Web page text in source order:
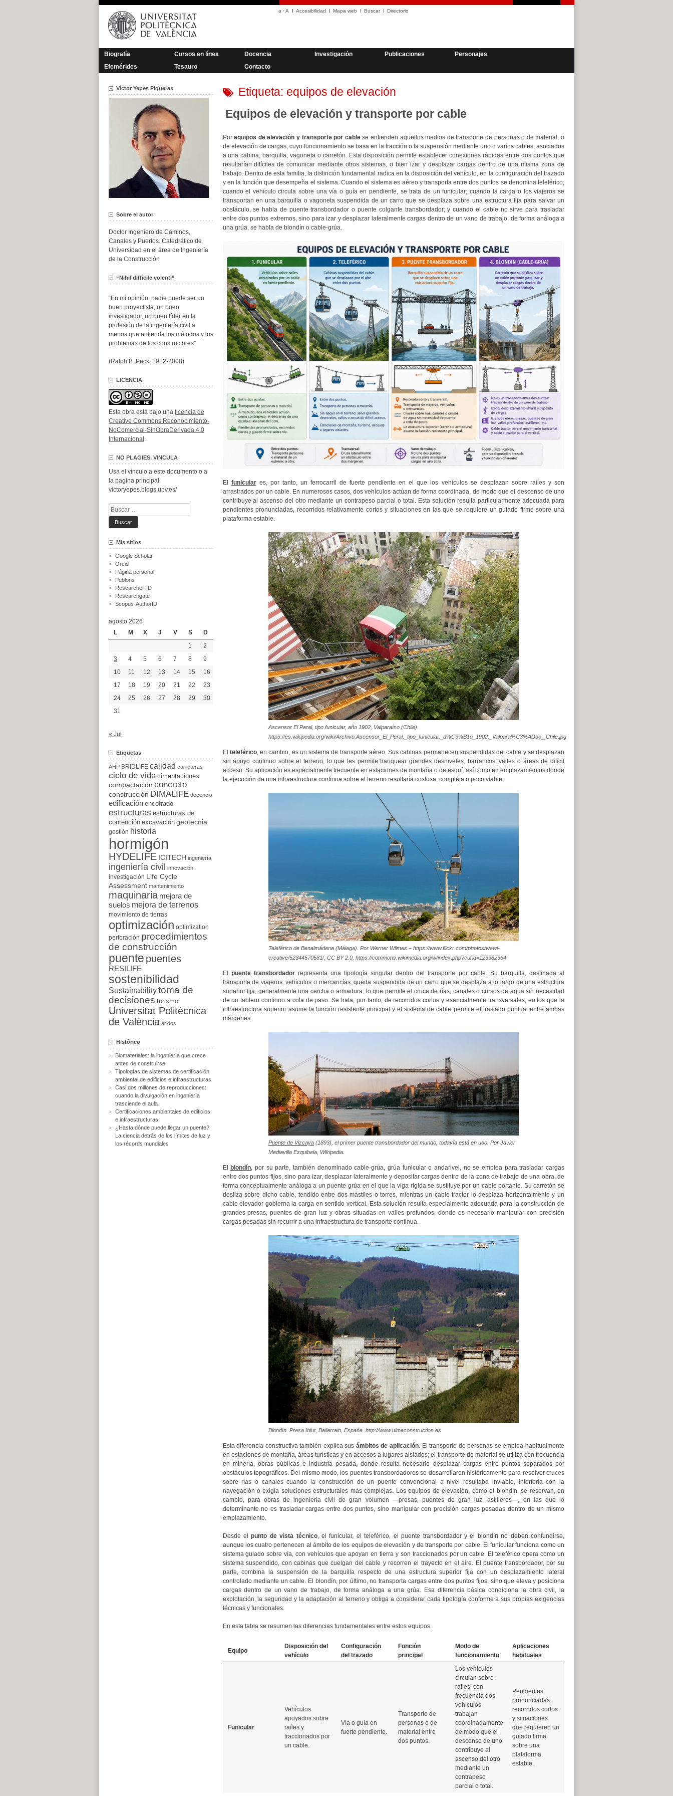
Saltar
contenido
a ·A Accesibilidad Mapa web Buscar Directorio
Biografía Cursos en línea Docencia Investigación Publicaciones
Personajes
Efemérides
Tesauro Contacto
Etiqueta: equipos de elevación
Equipos de elevación y transporte por cable
Porequipos de elevación y transporte por cablese entienden aquellos medios de transporte de personas o de material, o
de elevación de cargas, cuyo funcionamiento se basa en la tracción o la suspensión mediante uno o varios cables, asociados
a una cabina, barquilla, vagoneta o carretón. Esta disposición permite establecer conexiones rápidas entre dos puntos que
resultarían difíciles de comunicar mediante otros sistemas, o bien izar y desplazar cargas dentro de una misma zona de
trabajo. Dentro de esta familia, la distinción fundamental radica en la disposición del vehículo, en la configuración del trazado
y en la función que desempeña el sistema. Cuando el sistema es aéreo y transporta entre dos puntos se denomina teleférico;
cuando el vehículo circula sobre una vía o guía en pendiente, se trata de un funicular; cuando la carga o los viajeros se
transportan en una barquilla o vagoneta suspendida de un carro que se desplaza sobre una estructura fija para salvar un
obstáculo, se habla de puente transbordador o puente colgante transbordador; y cuando el cable no sirve para trasladar
entre dos puntos extremos, sino para izar y desplazar lateralmente cargas dentro de un vano de trabajo, de forma análoga a
una grúa, se habla de blondín o cable-grúa.
El funiculares, por tanto, un ferrocarril de fuerte pendiente en el que los vehículos se desplazan sobre raíles y son
arrastrados por un cable. En numerosos casos, dos vehículos actúan de forma coordinada, de modo que el descenso de uno
contribuye al ascenso del otro mediante un contrapeso parcial o total. Esta solución resulta particularmente adecuada para
pendientes pronunciadas, recorridos relativamente cortos y situaciones en las que se requiere un guiado firme sobre una
plataforma estable.
Ascensor El Peral, tipo funicular, año 1902, Valparaíso (Chile).
https://es.wikipedia.org/wiki/Archivo:Ascensor_El_Peral,_tipo_funicular,_a%C3%B1o_1902,_Valpara%C3%ADso,_Chile.jpg
El teleférico, en cambio, es un sistema de transporte aéreo. Sus cabinas permanecen suspendidas del cable y se desplazan
sin apoyo continuo sobre el terreno, lo que les permite franquear grandes desniveles, barrancos, valles o áreas de difícil
acceso. Su aplicación es especialmente frecuente en estaciones de montaña o de esquí, así como en emplazamientos donde
la ejecución de una infraestructura continua sobre el terreno resultaría costosa, compleja o poco viable.
Teleférico de Benalmádena (Málaga). Por Werner Wilmes – https://www.flickr.com/photos/wewi-
creative/52344570581/, CC BY 2.0, https://commons.wikimedia.org/w/index.php?curid=123382364
El puente transbordadorrepresenta una tipología singular dentro del transporte por cable. Su barquilla, destinada al
transporte de viajeros, vehículos o mercancías, queda suspendida de un carro que se desplaza a lo largo de una estructura
superior fija, generalmente una cercha o armadura, lo que permite el cruce de rías, canales o cursos de agua sin necesidad
de un tablero continuo a cota de paso. Se trata, por tanto, de recorridos cortos y esencialmente transversales, en los que la
infraestructura superior asume la función resistente principal y el sistema de cable permite el traslado puntual entre ambas
márgenes.
Puente de Vizcaya(1893), el primer puente transbordador del mundo, todavía está en uso. Por Javier
Mediavilla Ezquibela, Wikipedia.
El blondín, por su parte, también denominado cable-grúa, grúa funicular o andarivel, no se emplea para trasladar cargas
entre dos puntos fijos, sino para izar, desplazar lateralmente y depositar cargas dentro de la zona de trabajo de una obra, de
forma conceptualmente análoga a un puente grúa en el que la viga rígida se sustituye por un cable portante. Su carretón se
desliza sobre dicho cable, tendido entre dos mástiles o torres, mientras un cable tractor lo desplaza horizontalmente y un
cable elevador gobierna la carga en sentido vertical. Esta solución resulta especialmente adecuada para la construcción de
grandes presas, puentes de gran luz y obras situadas en valles profundos, donde es necesario manipular con precisión
cargas pesadas sin recurrir a una infraestructura de transporte continua.
Blondín. Presa Ibiur, Baliarrain, España. http://www.ulmaconstruction.es
Esta diferencia constructiva también explica sus ámbitos de aplicación. El transporte de personas se emplea habitualmente
en estaciones de montaña, áreas turísticas y en accesos a lugares aislados; el transporte de material se utiliza con frecuencia
en minería, obras públicas e industria pesada, donde resulta necesario desplazar cargas entre puntos separados por
obstáculos topográficos. Del mismo modo, los puentes transbordadores se desarrollaron históricamente para resolver cruces
sobre rías o canales cuando la construcción de un puente convencional a nivel resultaba inviable, interfería con la
navegación o exigía soluciones estructurales más complejas. Los equipos de elevación, como el blondín, se reservan, en
cambio, para obras de ingeniería civil de gran volumen —presas, puentes de gran luz, astilleros—, en las que lo
determinante no es trasladar cargas entre dos puntos, sino manipular con precisión cargas pesadas dentro de un mismo
emplazamiento.
Desde elpunto de vista técnico, el funicular, el teleférico, el puente transbordador y el blondín no deben confundirse,
aunque los cuatro pertenecen al ámbito de los equipos de elevación y de transporte por cable. El funicular funciona como un
sistema guiado sobre vía, con vehículos que apoyan en tierra y son traccionados por un cable. El teleférico opera como un
sistema suspendido, con cabinas que cuelgan del cable y recorren el trayecto en el aire. El puente transbordador, por su
parte, combina la suspensión de la barquilla respecto de una estructura superior fija con un desplazamiento lateral
controlado mediante un cable. El blondín, por último, no transporta cargas entre dos puntos fijos, sino que eleva y posiciona
cargas dentro de un vano de trabajo, de forma análoga a una grúa. Esa diferencia básica condiciona la obra civil, la
explotación, la seguridad y la adaptación al terreno y obliga a considerar cada tipología conforme a sus propias exigencias
técnicas y funcionales.
En esta tabla se resumen las diferencias fundamentales entre estos equipos.
Equipo
Disposición del
vehículo
Configuración
del trazado
Función
principal
Modo de
funcionamiento
Aplicaciones
habituales
Funicular
Vehículos
apoyados sobre
raíles y
traccionados por
un cable.
Vía o guía en
fuerte pendiente.
Transporte de
personas o de
material entre
dos puntos.
Los vehículos
circulan sobre
raíles; con
frecuencia dos
vehículos
trabajan
coordinadamente,
de modo que el
descenso de uno
contribuye al
ascenso del otro
mediante un
contrapeso
parcial o total.
Pendientes
pronunciadas,
recorridos cortos
y situaciones
que requieren un
guiado firme
sobre una
plataforma
estable.
Víctor Yepes Piqueras
Sobre el autor
Doctor Ingeniero de Caminos,
Canales y Puertos. Catedrático de
Universidad en el área de Ingeniería
de la Construcción
“Nihil difficile volenti”
“En mi opinión, nadie puede ser un
buen proyectista, un buen
investigador, un buen líder en la
profesión de la ingeniería civil a
menos que entienda los métodos y los
problemas de los constructores”
(Ralph B. Peck, 1912-2008)
LICENCIA
Esta obra está bajo una licencia de
Creative Commons Reconocimiento-
NoComercial-SinObraDerivada 4.0
Internacional .
NO PLAGIES, VINCULA
Usa el vínculo a este documento o a
la pagina principal:
victoryepes.blogs.upv.es/
Buscar:
Mis sitios
Google Scholar
Orcid
Página personal
Publons
Researcher-ID
Researchgate
Scopus-AuthorID
agosto 2026
L
M X J V S
D
1
2
3
4 5 6 7 8
9
10
11 12 13 14 15
16
17
18 19 20 21 22
23
24
25 26 27 28 29
30
31
« Jul
Etiquetas
AHP BRIDLIFE calidad carreteras
ciclo de vida cimentaciones
compactación concreto
construcción DIMALIFE docencia
edificación encofrado
estructuras estructuras de
contención excavación geotecnia
gestión historia
hormigón
HYDELIFE ICITECH ingeniería
ingeniería civil innovación
investigación
Life Cycle
Assessment mantenimiento
maquinaria mejora de
suelos mejora de terrenos
movimiento de tierras
optimización optimization
perforación procedimientos
de construcción
puente puentes
RESILIFE
sostenibilidad
Sustainabilitytoma de
decisiones turismo
Universitat Politècnica
de València áridos
Histórico
Biomateriales: la ingeniería que crece
antes de construirse
Tipologías de sistemas de certificación
ambiental de edificios e infraestructuras
Casi dos millones de reproducciones:
cuando la divulgación en ingeniería
trasciende el aula
Certificaciones ambientales de edificios
e infraestructuras
¿Hasta dónde puede llegar un puente?
La ciencia detrás de los límites de luz y
los récords mundiales